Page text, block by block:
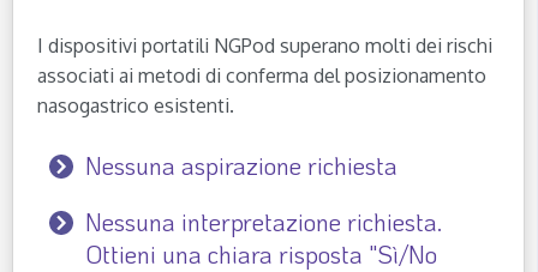
I dispositivi portatili NGPod superano molti dei rischi
associati ai metodi di conferma del posizionamento
nasogastrico esistenti.
Nessuna aspirazione richiesta
Nessuna interpretazione richiesta.
Ottieni una chiara risposta "Sì/No